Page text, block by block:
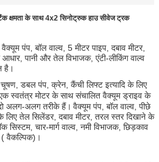
क्षमता के साथ 4x2 सिनोट्रुक हाउ सीवेज ट्रक
पंप, बॉल वाल्व, 5 मीटर पाइप, दबाव मीटर,
पानी और तेल विभाजक, एंटी-लीकिंग वाल्व
है।
डबल पंप, क्रेन, कैंची लिफ्ट इत्यादि के लिए
स्वतंत्र मोटर के साथ संचालित वैक्यूम ड्राइव के
अलग-अलग तरीके हैं। वैक्यूम पंप, बॉल वाल्व, पीछे
लिए तेल सिलेंडर, दबाव मीटर, तरल स्तर दिखाने के
सिस्टम, चार-मार्ग वाल्व, नमी विभाजक, छिड़काव
( वैकल्पिक)।